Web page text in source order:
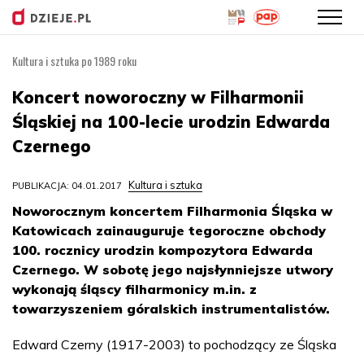
treści
Kultura i sztuka po 1989 roku
Koncert noworoczny w Filharmonii
Śląskiej na 100-lecie urodzin Edwarda
Czernego
PUBLIKACJA: 04.01.2017 Kultura i sztuka
Noworocznym koncertem Filharmonia Śląska w
Katowicach zainauguruje tegoroczne obchody
100. rocznicy urodzin kompozytora Edwarda
Czernego. W sobotę jego najsłynniejsze utwory
wykonają śląscy filharmonicy m.in. z
towarzyszeniem góralskich instrumentalistów.
Edward Czerny (1917-2003) to pochodzący ze Śląska